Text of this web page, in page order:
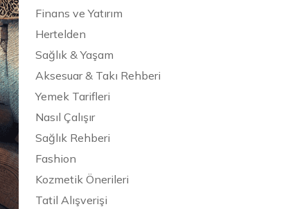
Finans ve Yatırım
Hertelden
Sağlık & Yaşam
Aksesuar & Takı Rehberi
Yemek Tarifleri
Nasıl Çalışır
Sağlık Rehberi
Fashion
Kozmetik Önerileri
Tatil Alışverişi